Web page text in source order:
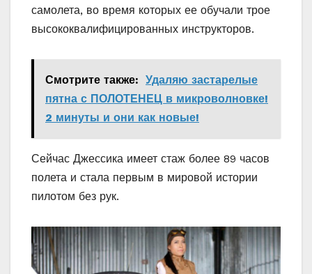
самолета, во время которых ее обучали трое
высококвалифицированных инструкторов.
Смотрите также: Удаляю застарелые
пятна с ПОЛОТЕНЕЦ в микроволновке!
2 минуты и они как новые!
Сейчас Джессика имеет стаж более 89 часов
полета и стала первым в мировой истории
пилотом без рук.